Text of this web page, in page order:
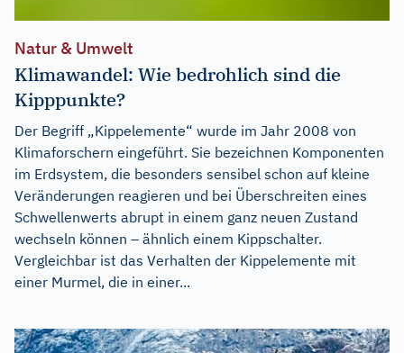
Natur & Umwelt
Klimawandel: Wie bedrohlich sind die
Kipppunkte?
Der Begriff „Kippelemente“ wurde im Jahr 2008 von
Klimaforschern eingeführt. Sie bezeichnen Komponenten
im Erdsystem, die besonders sensibel schon auf kleine
Veränderungen reagieren und bei Überschreiten eines
Schwellenwerts abrupt in einem ganz neuen Zustand
wechseln können – ähnlich einem Kippschalter.
Vergleichbar ist das Verhalten der Kippelemente mit
einer Murmel, die in einer...